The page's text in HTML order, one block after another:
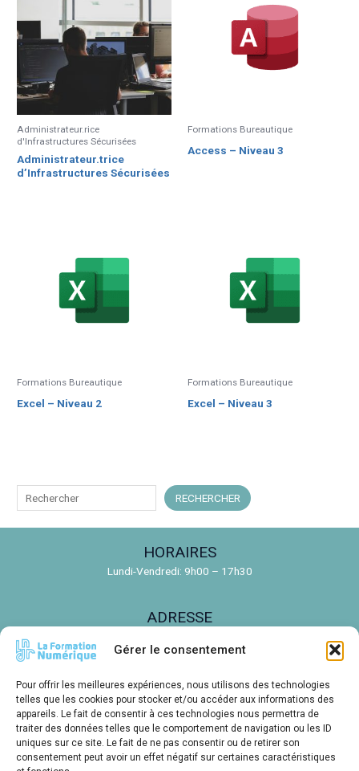
Gérer le consentement
Pour offrir les meilleures expériences, nous utilisons des technologies
telles que les cookies pour stocker et/ou accéder aux informations des
appareils. Le fait de consentir à ces technologies nous permettra de
traiter des données telles que le comportement de navigation ou les ID
uniques sur ce site. Le fait de ne pas consentir ou de retirer son
consentement peut avoir un effet négatif sur certaines caractéristiques
Administrateur.rice
d'Infrastructures Sécurisées
Administrateur.trice
d’Infrastructures Sécurisées
Formations Bureautique
Access – Niveau 3
Formations Bureautique
Excel – Niveau 2
Formations Bureautique
Excel – Niveau 3
c
h
r
RECHERCHER
HORAIRES
Lundi-Vendredi: 9h00 – 17h30
ADRESSE
EMAIL
contact@ldnr.fr
TÉLÉPHONE
05 61 00 14 85